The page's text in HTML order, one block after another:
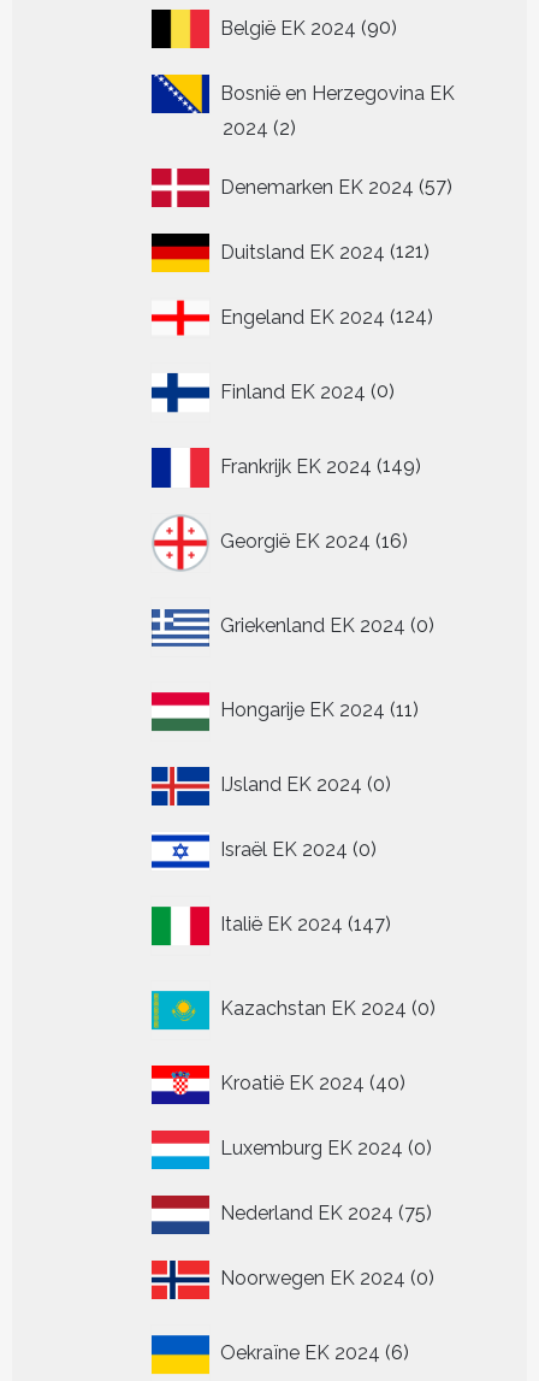
België EK 2024 9090
Bosnië en Herzegovina EK
2024 22
Denemarken EK 2024 5757
Duitsland EK 2024 121121
Engeland EK 2024 124124
Finland EK 2024 0
producten
Frankrijk EK 2024 149149
Georgië EK 2024 16
producten
Griekenland EK 2024 0
producten
Hongarije EK 2024 11
producten
IJsland EK 2024 00
Israël EK 2024 00
Italië EK 2024 147
producten
Kazachstan EK 2024 0
producten
Kroatië EK 2024 4040
Luxemburg EK 2024 00
Nederland EK 2024 7575
Noorwegen EK 2024 00
Oekraïne EK 2024 6
producten